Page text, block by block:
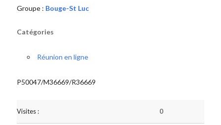
Groupe : Bouge-St Luc
Catégories
Réunion en ligne
P50047/M36669/R36669
Visites : 0